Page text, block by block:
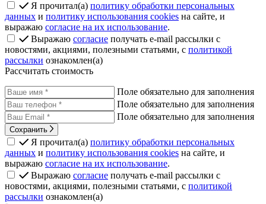
Я прочитал(а) политику обработки персональных
данных и политику использования cookies на сайте, и
выражаю согласие на их использование.
Выражаю согласие получать e-mail рассылки с
новостями, акциями, полезными статьями, с политикой
рассылки ознакомлен(а)
Рассчитать стоимость
Поле обязательно для заполнения
Поле обязательно для заполнения
Поле обязательно для заполнения
Сохранить
Я прочитал(а) политику обработки персональных
данных и политику использования cookies на сайте, и
выражаю согласие на их использование.
Выражаю согласие получать e-mail рассылки с
новостями, акциями, полезными статьями, с политикой
рассылки ознакомлен(а)